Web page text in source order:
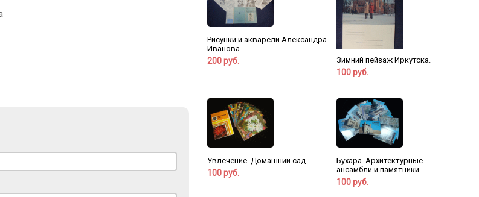
Рисунки и акварели Александра
Иванова.
200 руб. Зимний пейзаж Иркутска.
100 руб.
Увлечение. Домашний сад.
100 руб.
Бухара. Архитектурные
ансамбли и памятники.
100 руб.